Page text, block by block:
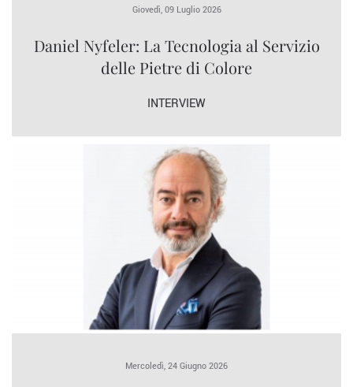
Giovedì, 09 Luglio 2026
Daniel Nyfeler: La Tecnologia al Servizio
delle Pietre di Colore
INTERVIEW
Mercoledì, 24 Giugno 2026